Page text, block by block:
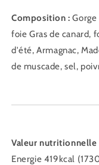
CANARD
&quot;20%
FOIE
GRAS
DE
DE
Composition :
foie Gras de canard,
d'été, Armagnac,
de muscade, sel,
Valeur
Energie 419kcal